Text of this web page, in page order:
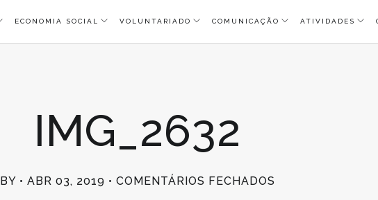
ECONOMIA SOCIAL VOLUNTARIADO COMUNICAÇÃO ATIVIDADES
IMG_2632
BY ABR 03, 2019 COMENTÁRIOS FECHADOS